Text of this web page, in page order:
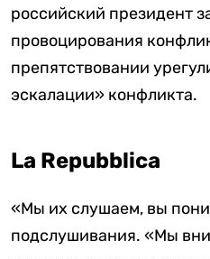
российский президент
провоцирования
препятствовании
эскалации» конфликта.
La Repubblica
«Мы их слушаем, вы
подслушивания. «Мы